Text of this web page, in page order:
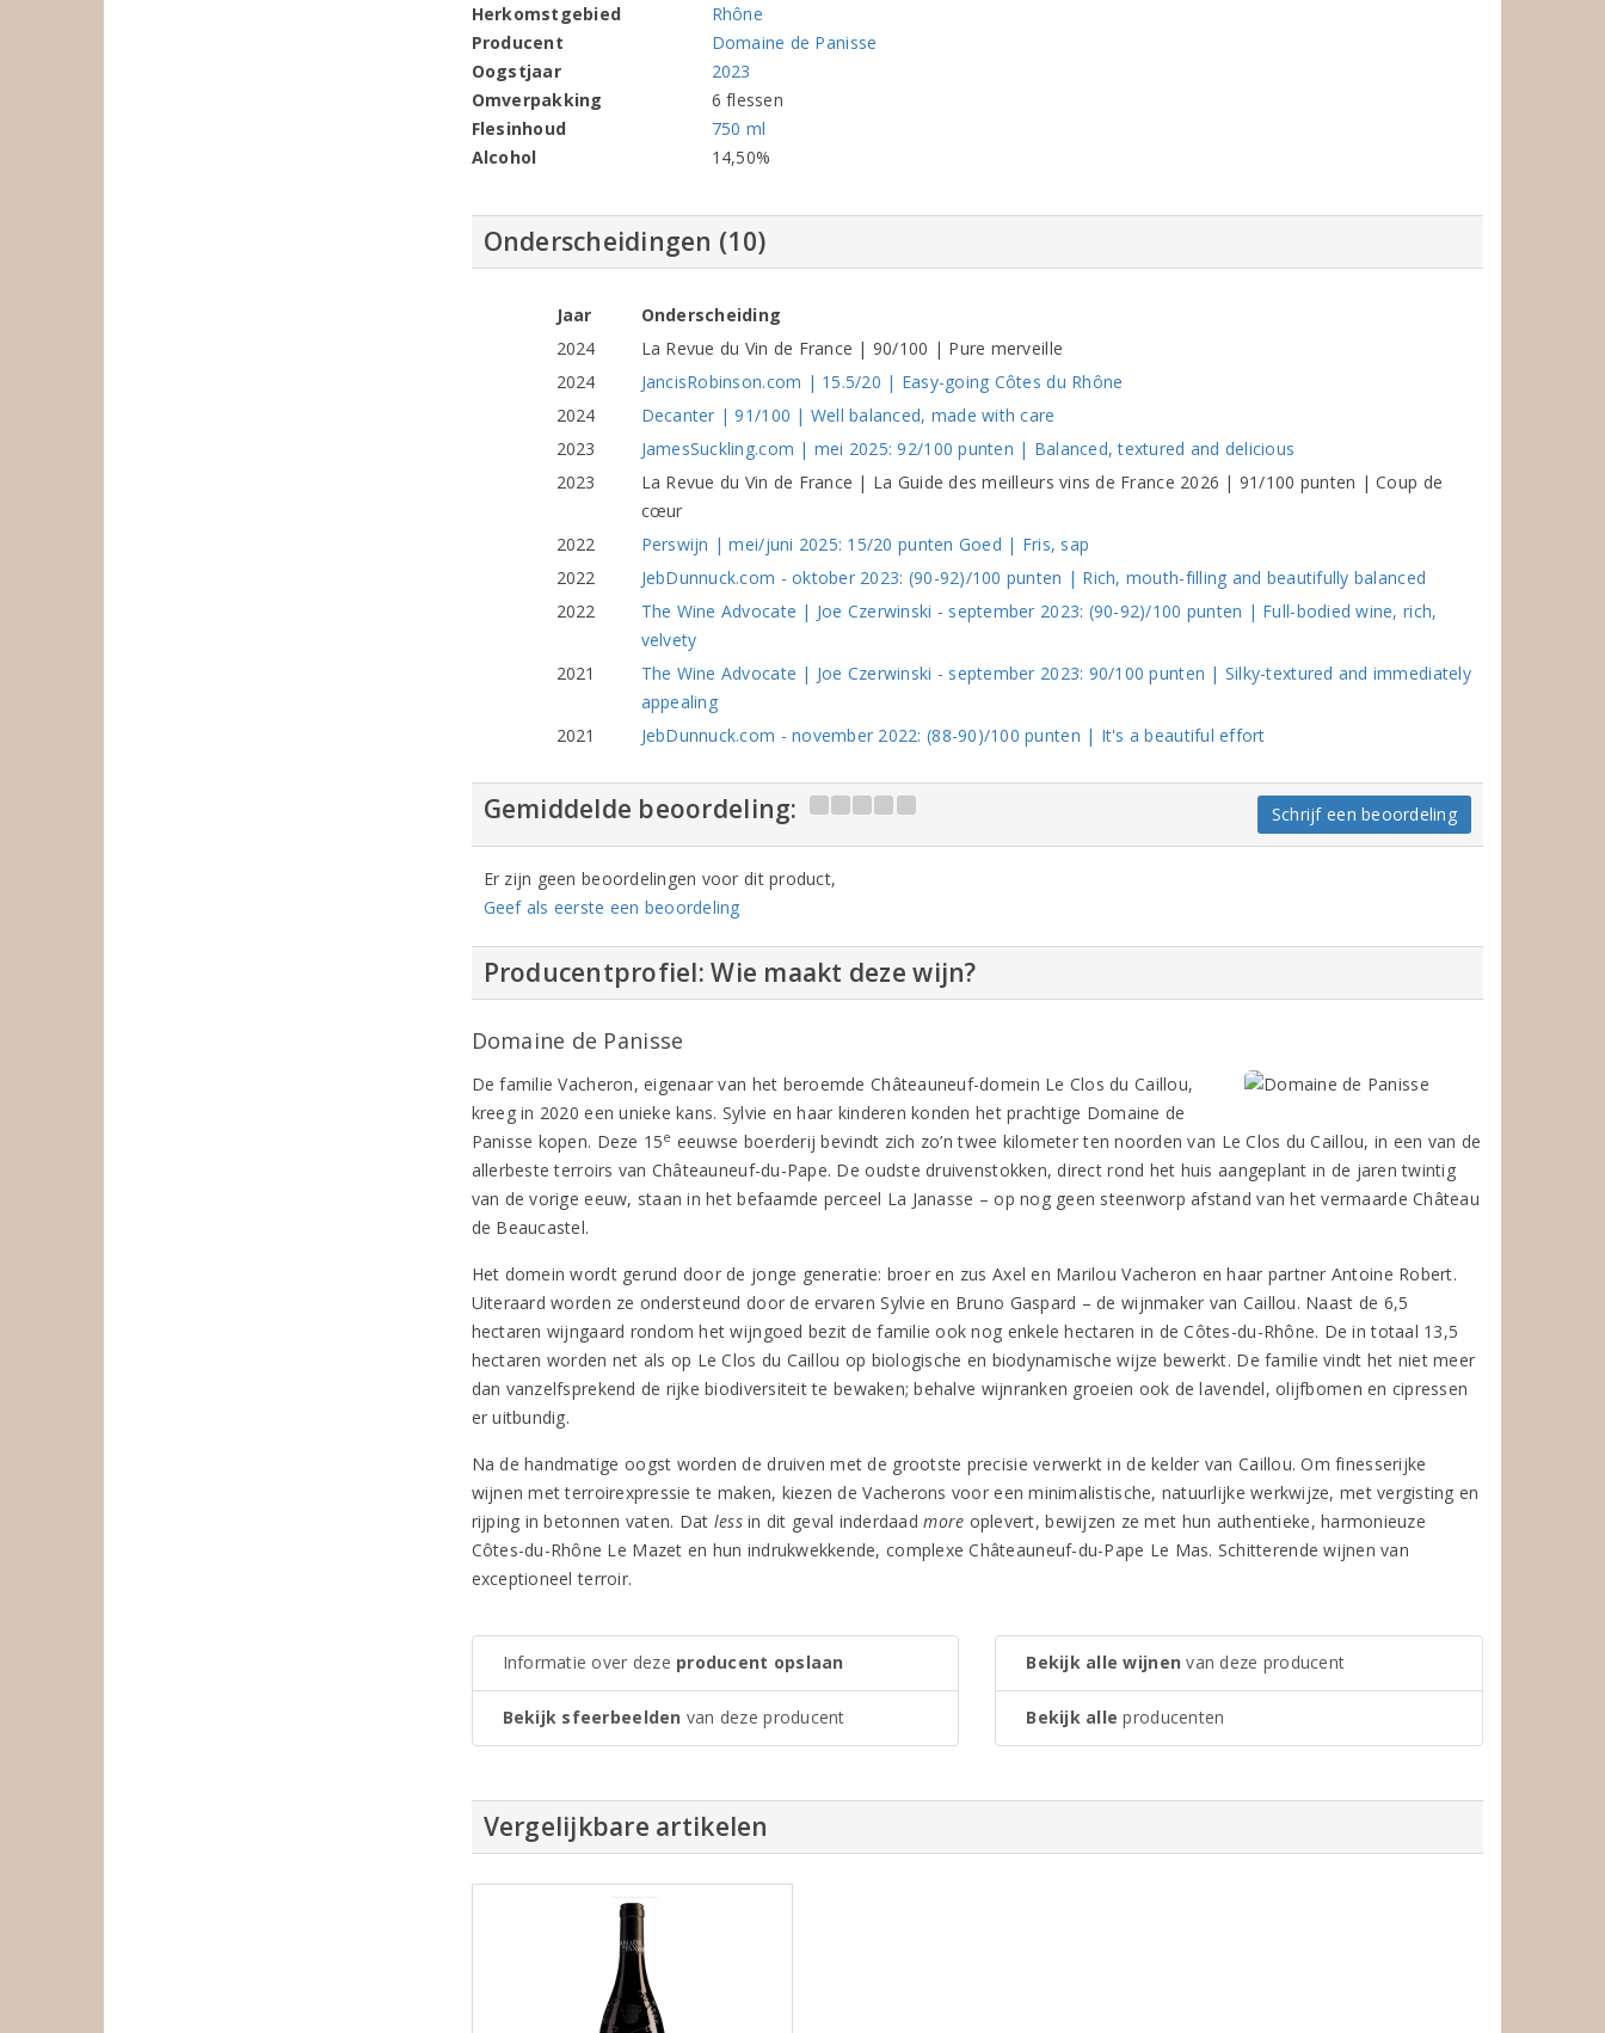
Herkomstgebied
Rhône
Producent
Domaine de Panisse
Oogstjaar
2023
Omverpakking
6 flessen
Flesinhoud
750 ml
Alcohol
14,50%
Onderscheidingen (10)
Jaar
Onderscheiding
2024
La Revue du Vin de France | 90/100 | Pure merveille
2024
JancisRobinson.com | 15.5/20 | Easy-going Côtes du Rhône
2024
Decanter | 91/100 | Well balanced, made with care
2023
JamesSuckling.com | mei 2025: 92/100 punten | Balanced, textured and delicious
2023
La Revue du Vin de France | La Guide des meilleurs vins de France 2026 | 91/100 punten | Coup de
cœur
2022
Perswijn | mei/juni 2025: 15/20 punten Goed | Fris, sap
2022
JebDunnuck.com - oktober 2023: (90-92)/100 punten | Rich, mouth-filling and beautifully balanced
2022
The Wine Advocate | Joe Czerwinski - september 2023: (90-92)/100 punten | Full-bodied wine, rich,
velvety
2021
The Wine Advocate | Joe Czerwinski - september 2023: 90/100 punten | Silky-textured and immediately
appealing
2021
JebDunnuck.com - november 2022: (88-90)/100 punten | It's a beautiful effort
Gemiddelde beoordeling: Schrijf een beoordeling
Er zijn geen beoordelingen voor dit product,
Geef als eerste een beoordeling
Producentprofiel: Wie maakt deze wijn?
Domaine de Panisse
De familie Vacheron, eigenaar van het beroemde Châteauneuf-domein Le Clos du Caillou,
kreeg in 2020 een unieke kans. Sylvie en haar kinderen konden het prachtige Domaine de
Panisse kopen. Deze 15e eeuwse boerderij bevindt zich zo’n twee kilometer ten noorden van Le Clos du Caillou, in een van de
allerbeste terroirs van Châteauneuf-du-Pape. De oudste druivenstokken, direct rond het huis aangeplant in de jaren twintig
van de vorige eeuw, staan in het befaamde perceel La Janasse – op nog geen steenworp afstand van het vermaarde Château
de Beaucastel.
Het domein wordt gerund door de jonge generatie: broer en zus Axel en Marilou Vacheron en haar partner Antoine Robert.
Uiteraard worden ze ondersteund door de ervaren Sylvie en Bruno Gaspard – de wijnmaker van Caillou. Naast de 6,5
hectaren wijngaard rondom het wijngoed bezit de familie ook nog enkele hectaren in de Côtes-du-Rhône. De in totaal 13,5
hectaren worden net als op Le Clos du Caillou op biologische en biodynamische wijze bewerkt. De familie vindt het niet meer
dan vanzelfsprekend de rijke biodiversiteit te bewaken; behalve wijnranken groeien ook de lavendel, olijfbomen en cipressen
er uitbundig.
Na de handmatige oogst worden de druiven met de grootste precisie verwerkt in de kelder van Caillou. Om finesserijke
wijnen met terroirexpressie te maken, kiezen de Vacherons voor een minimalistische, natuurlijke werkwijze, met vergisting en
rijping in betonnen vaten. Dat lessin dit geval inderdaadmore oplevert, bewijzen ze met hun authentieke, harmonieuze
Côtes-du-Rhône Le Mazet en hun indrukwekkende, complexe Châteauneuf-du-Pape Le Mas. Schitterende wijnen van
exceptioneel terroir.
Informatie over deze producent opslaan
Bekijk sfeerbeelden van deze producent
Bekijk alle wijnen van deze producent
Bekijk alle producenten
Vergelijkbare artikelen